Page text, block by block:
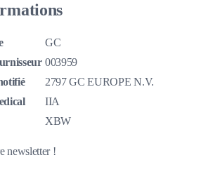
GC
003959
2797 GC EUROPE N.V.
IIA
XBW
newsletter !